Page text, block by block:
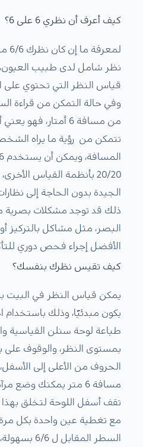
كيف أعرف أن نظري 6 على 6؟
نظر شامل لدى طبيب
قياس النظر التي تحتوي على
من مسافة 6 أمتار،
تتمكن من رؤية ما يراه
20/20 بأنظمة القياس
الجيدة بدون الحاجة إلى
ذلك قد توجد مشكلات بصرية
البصر، مثل مشاكل بالتركيز
الأفضل إجراء فحص دوري
كيف تقيس نظرك بنفسك؟
يمكن قياس النظر في البيت
يكون مبدئيًا، وذلك باستخدام
طباعة لوحة سنلن القياسية
الحروف من الأعلى إلى
مع تغطية عين واحدة بكل
السطر المقابل ل 6/6 بسهولة، فإن حدة بصرك طبيعية.